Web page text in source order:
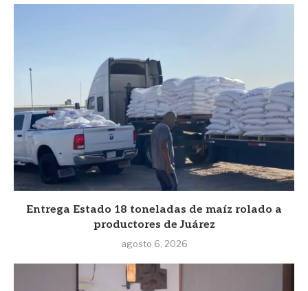
Entrega Estado 18 toneladas de maíz rolado a
productores de Juárez
agosto 6, 2026